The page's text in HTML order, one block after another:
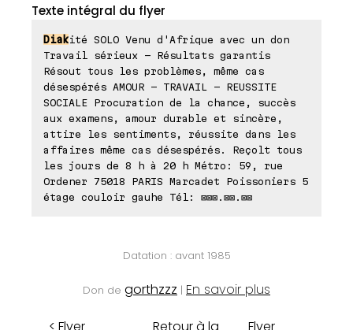
Texte intégral du flyer
Diakité SOLO Venu d'Afrique avec un don
Travail sérieux - Résultats garantis
Résout tous les problèmes, même cas
désespérés AMOUR - TRAVAIL - REUSSITE
SOCIALE Procuration de la chance, succès
aux examens, amour durable et sincère,
attire les sentiments, réussite dans les
affaires même cas désespérés. Reçolt tous
les jours de 8 h à 20 h Métro: 59, rue
Ordener 75018 PARIS Marcadet Poissoniers 5
étage couloir gauhe Tél: ⊠⊠⊠.⊠⊠.⊠⊠
Datation : avant 1985
Don de gorthzzz | En savoir plus